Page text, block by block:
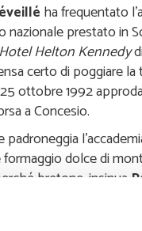
ha frequentato
prestato in
Hotel Helton Kennedy
certo di poggiare
ottobre 1992
a Concesio.
dolce di
bretone, insinua
degli happy